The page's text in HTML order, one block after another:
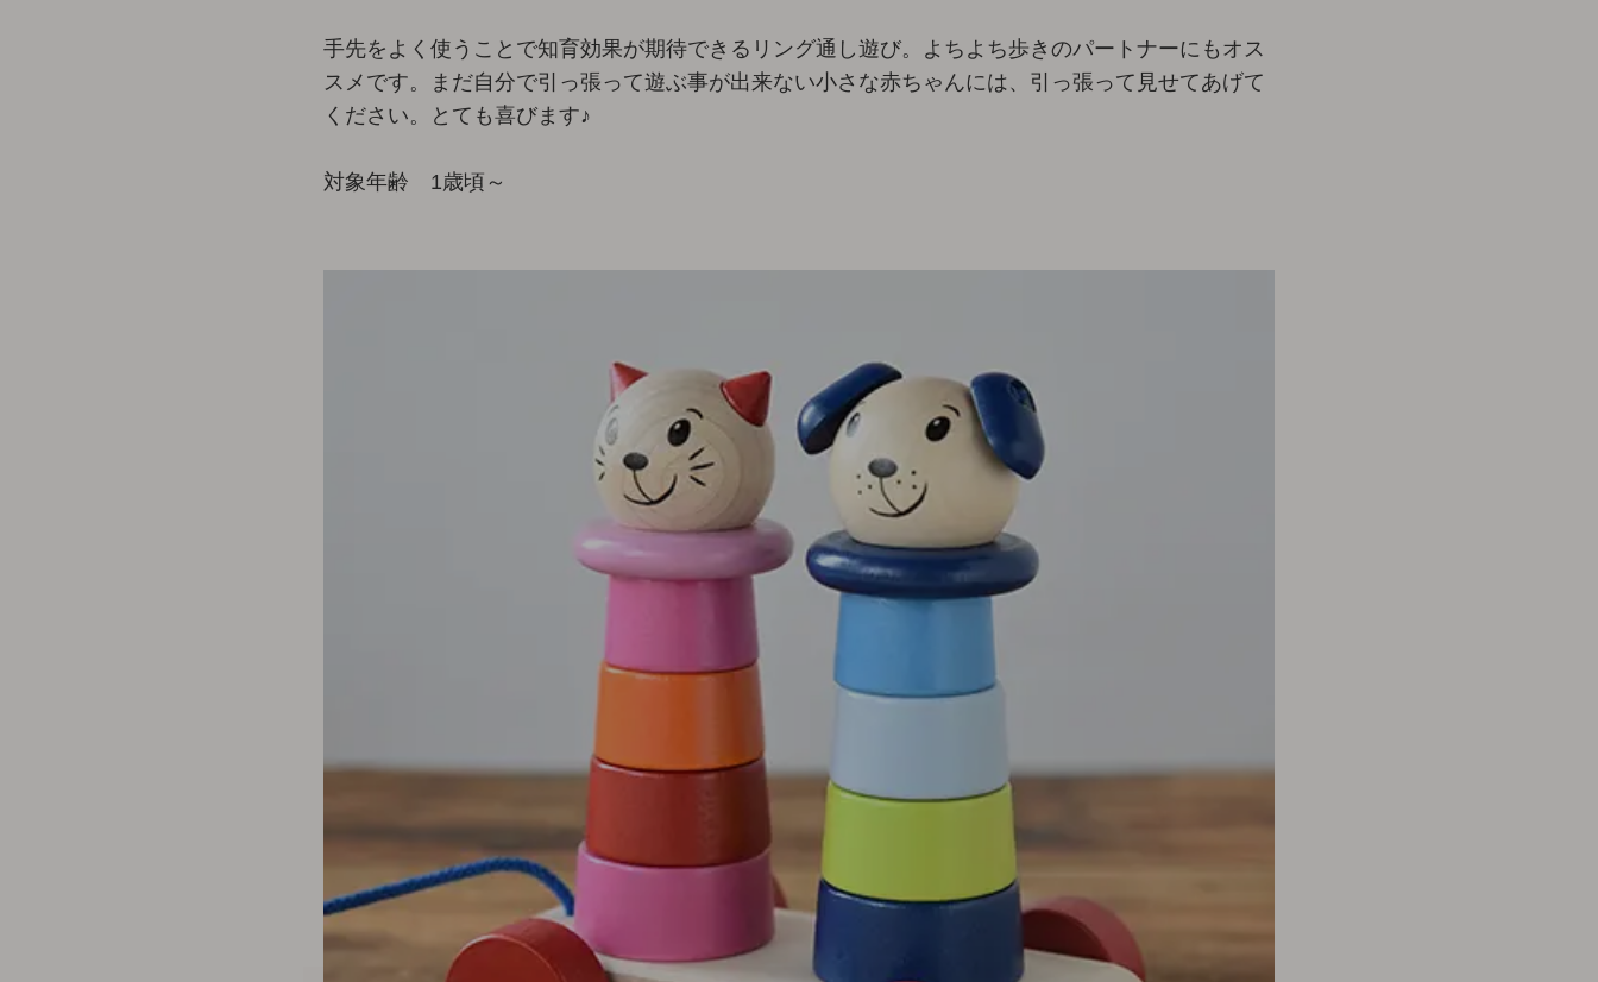
手先をよく使うことで知育効果が期待できるリング通し遊び。よちよち歩きのパートナーにもオス
スメです。まだ自分で引っ張って遊ぶ事が出来ない小さな赤ちゃんには、引っ張って見せてあげて
ください。とても喜びます♪
対象年齢 1歳頃～